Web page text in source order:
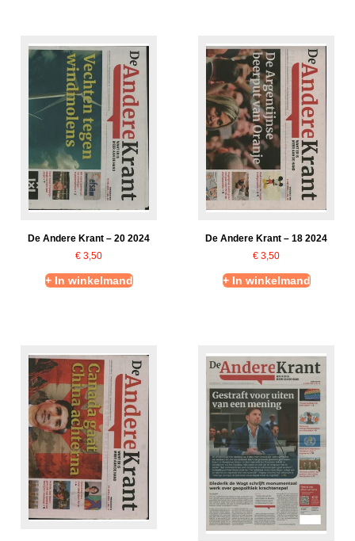
De Andere Krant – 20 2024
€ 3,50
+ In winkelmand
De Andere Krant – 18 2024
€ 3,50
+ In winkelmand